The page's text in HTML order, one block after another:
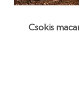
Csokis